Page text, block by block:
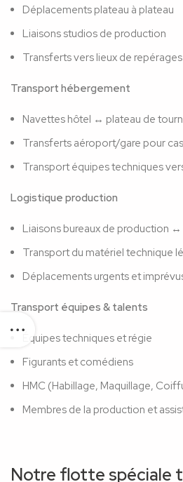
Déplacements plateau à plateau
Liaisons studios de production
Transferts vers lieux de repérages
Transport hébergement
Navettes hôtel ↔ plateau de
Transferts aéroport/gare pour
Transport équipes techniques
Logistique production
Liaisons bureaux de production
Transport du matériel technique
Déplacements urgents et
Transport équipes & talents
Équipes techniques et régie
Figurants et comédiens
HMC (Habillage, Maquillage,
Membres de la production et
Notre flotte spéciale